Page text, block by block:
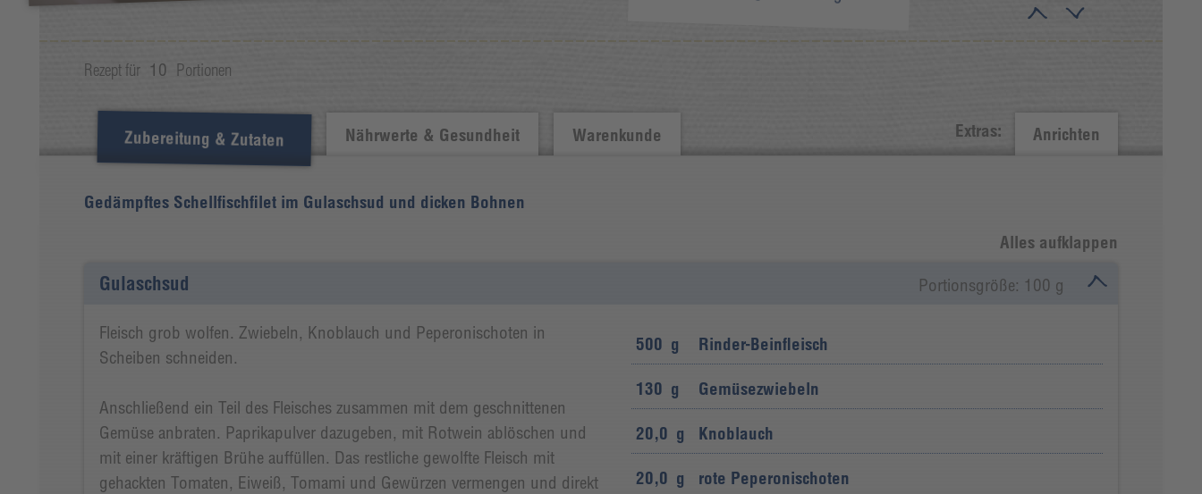
Rezept für 10 Portionen
Zubereitung & Zutaten Nährwerte & Gesundheit Warenkunde Extras: Anrichten
Gedämpftes Schellfischfilet im Gulaschsud und dicken Bohnen
Alles aufklappen
Gulaschsud Portionsgröße: 100 g
500 g Rinder-Beinfleisch
130 g Gemüsezwiebeln
20,0 g Knoblauch
20,0 g rote Peperonischoten
Fleisch grob wolfen. Zwiebeln, Knoblauch und Peperonischoten in
Scheiben schneiden.
Anschließend ein Teil des Fleisches zusammen mit dem geschnittenen
Gemüse anbraten. Paprikapulver dazugeben, mit Rotwein ablöschen und
mit einer kräftigen Brühe auffüllen. Das restliche gewolfte Fleisch mit
gehackten Tomaten, Eiweiß, Tomami und Gewürzen vermengen und direkt